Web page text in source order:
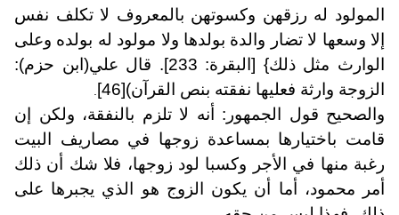
المولود له رزقهن وكسوتهن بالمعروف لا تكلف نفس
إلا وسعها لا تضار والدة بولدها ولا مولود له بولده وعلى
الوارث مثل ذلك} [البقرة: 233]. قال علي(ابن حزم):
الزوجة وارثة فعليها نفقته بنص القرآن)[46]
والصحيح قول الجمهور: أنه لا تلزم بالنفقة، ولكن إن
قامت باختيارها بمساعدة زوجها في مصاريف البيت
رغبة منها في الأجر وكسبا لود زوجها، فلا شك أن ذلك
أمر محمود، أما أن يكون الزوج هو الذي يجبرها على